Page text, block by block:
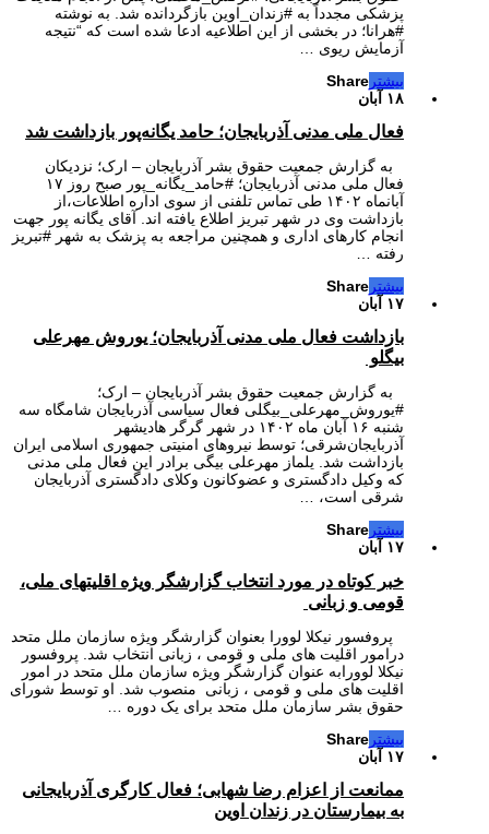
پزشکی مجدداً به #زندان_اوین بازگردانده شد. به نوشته
#هرانا؛ در بخشی از این اطلاعیه ادعا شده است که “نتیجه
آزمایش ریوی …
بیشتر Share
۱۸ آبان
فعال ملی مدنی آذربایجان؛ حامد یگانه‌پور بازداشت شد
به گزارش جمعیت حقوق بشر آذربایجان – ارک؛ نزدیکان
فعال ملی مدنی آذربایجان؛ #حامد_یگانه‌_پور صبح روز ۱۷
آبانماه ۱۴۰۲ طی تماس تلفنی از سوی اداره اطلاعات،از
بازداشت وی در شهر تبریز اطلاع یافته اند. آقای یگانه پور جهت
انجام کارهای اداری و همچنین مراجعه به پزشک به شهر #تبریز
رفته …
بیشتر Share
۱۷ آبان
بازداشت فعال ملی مدنی آذربایجان؛ یوروش مهرعلی
بیگلو
به گزارش جمعیت حقوق بشر آذربایجان – ارک؛
#یوروش_مهرعلی_بیگلی فعال سیاسی آذربایجان شامگاه سه
شنبه ۱۶ آبان ماه ۱۴۰۲ در شهر گرگر هادیشهر
آذربایجان‌شرقی؛ توسط نیروهای امنیتی جمهوری اسلامی ایران
بازداشت شد. یلماز مهرعلی بیگی برادر این فعال ملی مدنی
که وکیل دادگستری و عضوکانون وکلای دادگستری آذربایجان
شرقی است، …
بیشتر Share
۱۷ آبان
خبر کوتاه در مورد انتخاب گزارشگر ویژه اقلیتهای ملی،
قومی و زبانی
پروفسور نیکلا لوورا بعنوان گزارشگر ویژه سازمان ملل متحد
درامور اقلیت های ملی و قومی ، زبانی انتخاب شد. پروفسور
نیکلا لوورابه عنوان گزارشگر ویژه سازمان ملل متحد در امور
اقلیت های ملی و قومی ، زبانی منصوب شد. او توسط شورای
حقوق بشر سازمان ملل متحد برای یک دوره …
بیشتر Share
۱۷ آبان
ممانعت از اعزام رضا شهابی؛ فعال کارگری آذربایجانی
به بیمارستان در زندان اوین